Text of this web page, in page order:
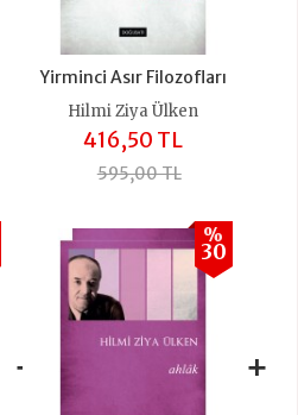
Yirminci Asır Filozofları
Hilmi Ziya Ülken
416,50 TL
595,00 TL
+
%
30
+